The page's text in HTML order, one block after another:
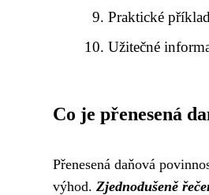
Praktické
Užitečné
Co je přenesená
Přenesená daňová
výhod. Zjednodušeně